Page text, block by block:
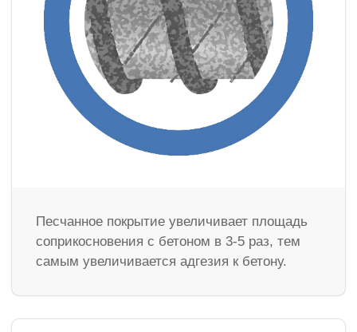
Песчанное покрытие увеличивает площадь
соприкосновения с бетоном в 3-5 раз, тем
самым увеличивается адгезия к бетону.